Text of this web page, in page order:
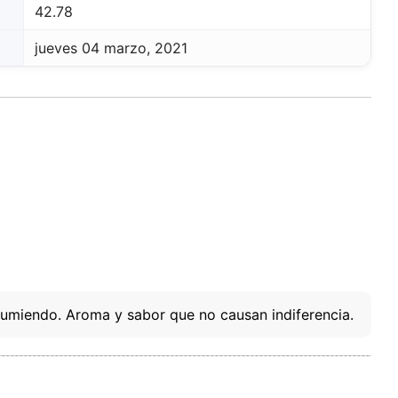
42.78
jueves 04 marzo, 2021
Aroma y sabor que no causan indiferencia.